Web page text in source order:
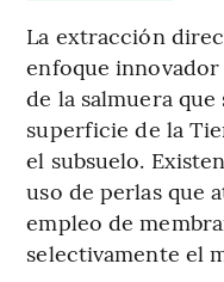
La extracción
enfoque
de la salmuera
superficie de la
el subsuelo.
uso de perlas que
empleo de
selectivamente el